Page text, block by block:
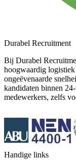
Durabel Recruitment
Bij Durabel
hoogwaardig logistiek
ongeëvenaarde
kandidaten binnen
medewerkers, zelfs
Handige links